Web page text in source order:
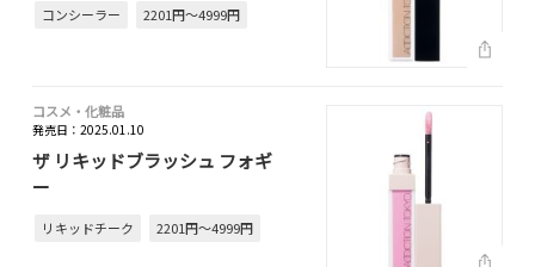
コンシーラー 2201円～4999円
コスメ・化粧品
発売日：2025.01.10
ザ リキッドブラッシュ フォギ
ー
リキッドチーク 2201円～4999円